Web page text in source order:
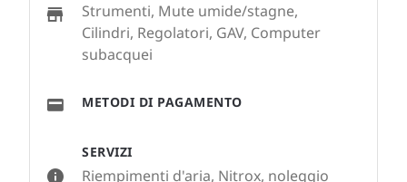
SERVIZI
Riempimenti d'aria, Nitrox, noleggio
Strumenti, Mute umide/stagne,
Cilindri, Regolatori, GAV, Computer
subacquei
METODI DI PAGAMENTO